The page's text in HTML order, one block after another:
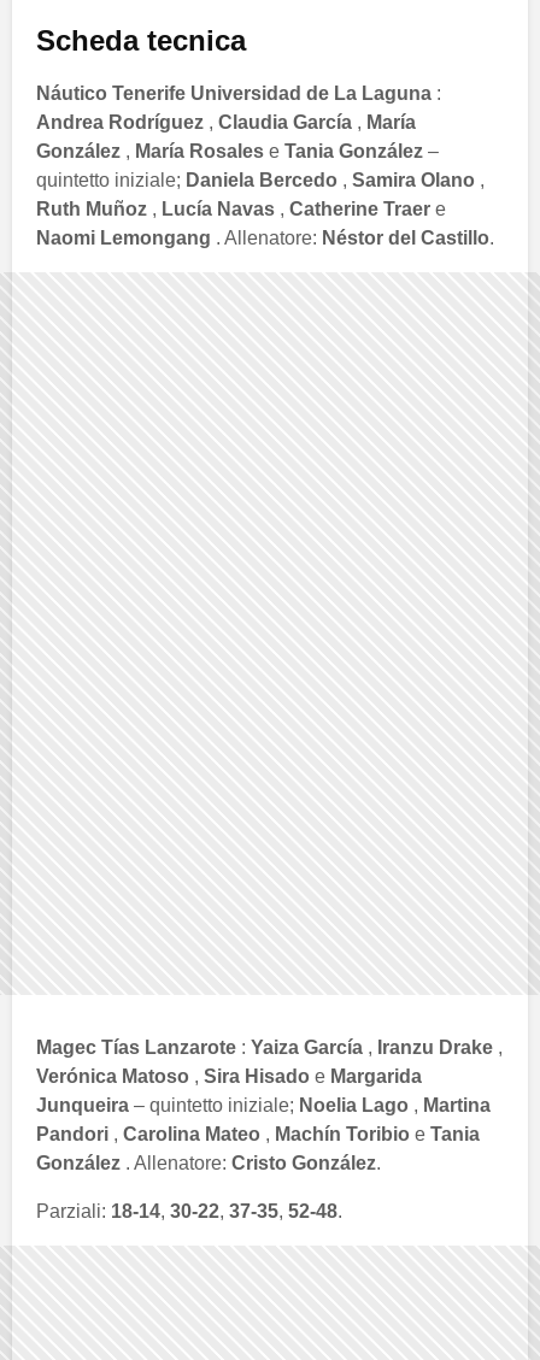
Scheda tecnica
Náutico Tenerife Universidad de La Laguna :
Andrea Rodríguez , Claudia García , María
González , María Rosales e Tania González –
quintetto iniziale; Daniela Bercedo , Samira Olano ,
Ruth Muñoz , Lucía Navas , Catherine Traer e
Naomi Lemongang . Allenatore: Néstor del Castillo.
Magec Tías Lanzarote : Yaiza García , Iranzu Drake ,
Verónica Matoso , Sira Hisado e Margarida
Junqueira – quintetto iniziale; Noelia Lago , Martina
Pandori , Carolina Mateo , Machín Toribio e Tania
González . Allenatore: Cristo González.
Parziali: 18-14, 30-22, 37-35, 52-48.